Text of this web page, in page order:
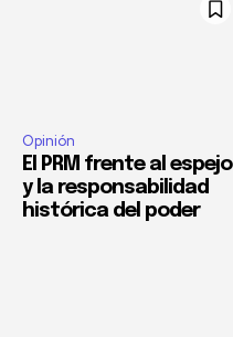
Opinión
El PRM frente al espejo
y la responsabilidad
histórica del poder